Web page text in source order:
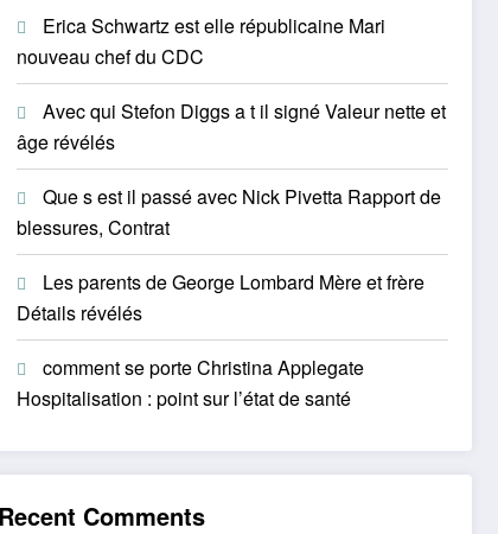
Erica Schwartz est elle républicaine Mari
nouveau chef du CDC
Avec qui Stefon Diggs a t il signé Valeur nette et
âge révélés
Que s est il passé avec Nick Pivetta Rapport de
blessures, Contrat
Les parents de George Lombard Mère et frère
Détails révélés
comment se porte Christina Applegate
Hospitalisation : point sur l’état de santé
Recent Comments